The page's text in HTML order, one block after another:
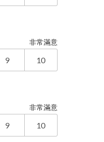
非常滿意
9 10
非常滿意
9 10